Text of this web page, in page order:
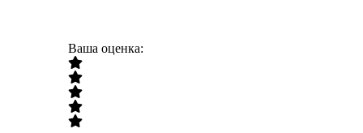
Ваша оценка: